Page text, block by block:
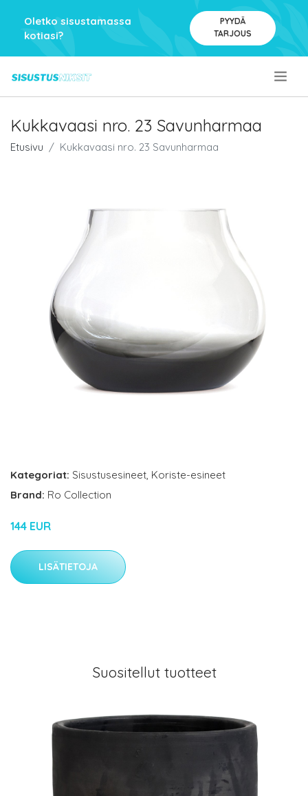
Oletko sisustamassa
kotiasi?
PYYDÄ
TARJOUS
Kukkavaasi nro. 23 Savunharmaa
Etusivu Kukkavaasi nro. 23 Savunharmaa
Kategoriat: Sisustusesineet, Koriste-esineet
Brand: Ro Collection
144 EUR
LISÄTIETOJA
Suositellut tuotteet